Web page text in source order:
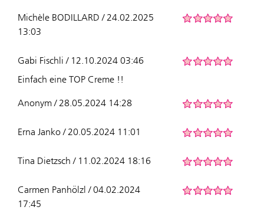
Michèle BODILLARD / 24.02.2025
13:03
Gabi Fischli / 12.10.2024 03:46
Einfach eine TOP Creme !!
Anonym / 28.05.2024 14:28
Erna Janko / 20.05.2024 11:01
Tina Dietzsch / 11.02.2024 18:16
Carmen Panhölzl / 04.02.2024
17:45